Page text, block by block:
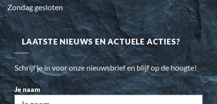
Zondag gesloten
LAATSTE NIEUWS EN ACTUELE ACTIES?
Schrijf je in voor onze nieuwsbrief en blijf op de hoogte!
Je naam